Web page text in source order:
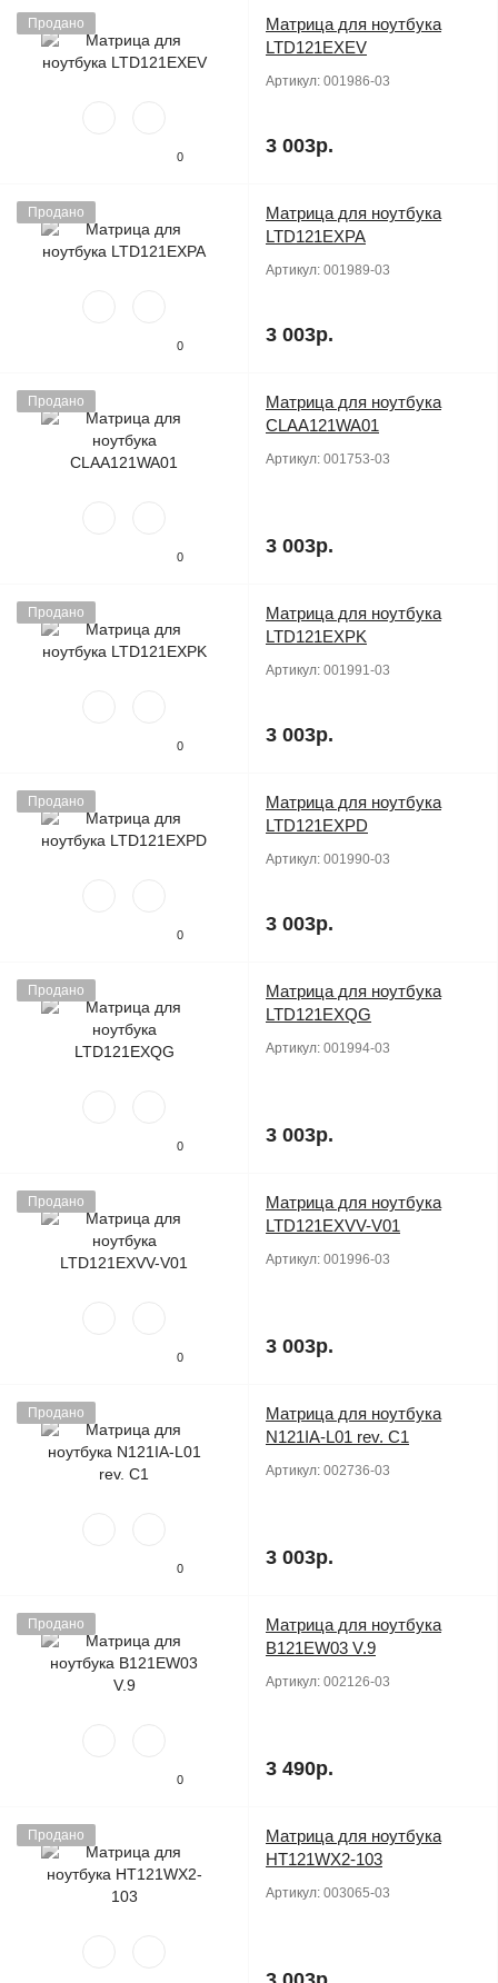
Продано
0
Матрица для ноутбука
LTD121EXEV
Артикул: 001986-03
3 003р.
Продано
0
Матрица для ноутбука
LTD121EXPA
Артикул: 001989-03
3 003р.
Продано
0
Матрица для ноутбука
CLAA121WA01
Артикул: 001753-03
3 003р.
Продано
0
Матрица для ноутбука
LTD121EXPK
Артикул: 001991-03
3 003р.
Продано
0
Матрица для ноутбука
LTD121EXPD
Артикул: 001990-03
3 003р.
Продано
0
Матрица для ноутбука
LTD121EXQG
Артикул: 001994-03
3 003р.
Продано
0
Матрица для ноутбука
LTD121EXVV-V01
Артикул: 001996-03
3 003р.
Продано
0
Матрица для ноутбука
N121IA-L01 rev. C1
Артикул: 002736-03
3 003р.
Продано
0
Матрица для ноутбука
B121EW03 V.9
Артикул: 002126-03
3 490р.
Продано
Матрица для ноутбука
HT121WX2-103
Артикул: 003065-03